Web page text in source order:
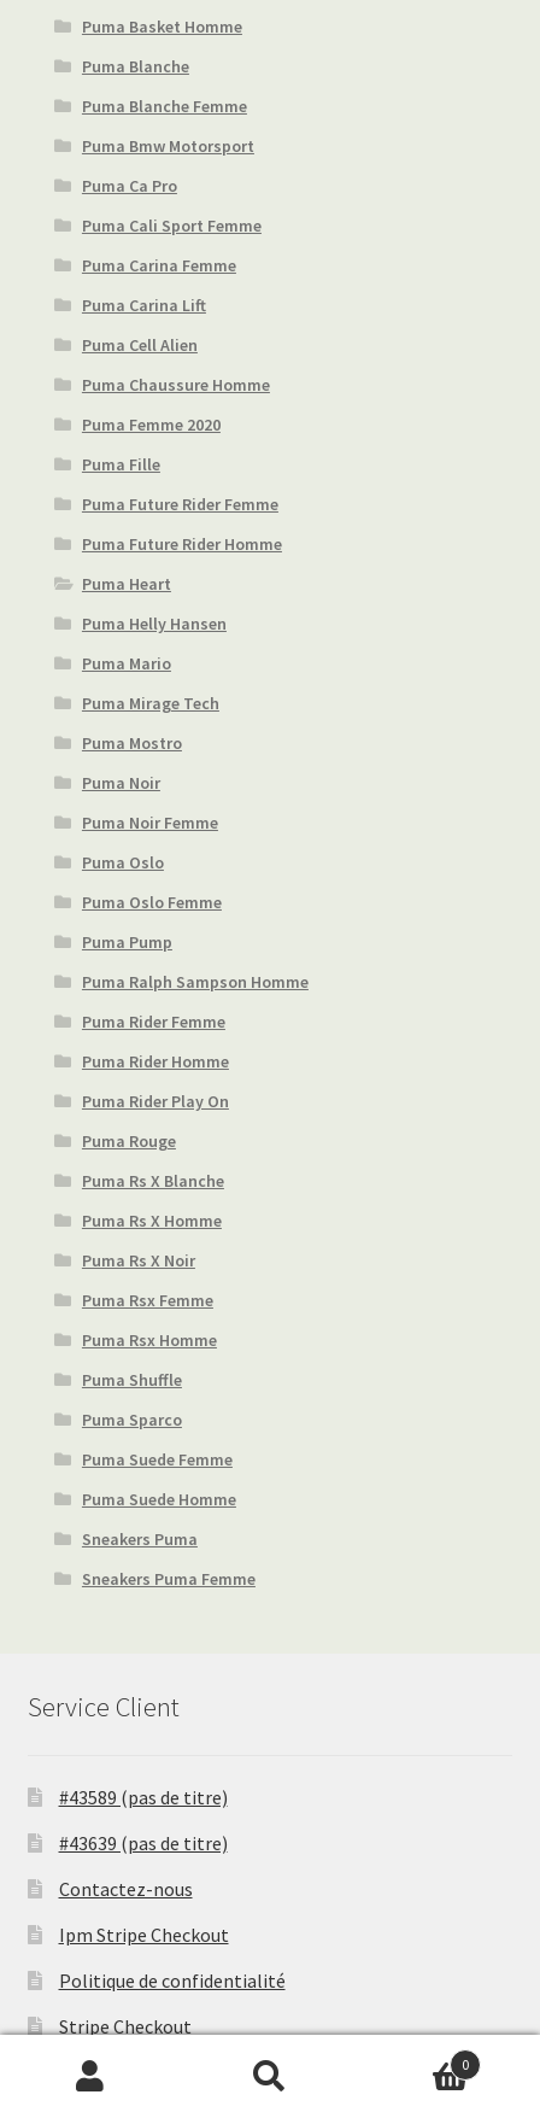
Puma Basket Homme
Puma Blanche
Puma Blanche Femme
Puma Bmw Motorsport
Puma Ca Pro
Puma Cali Sport Femme
Puma Carina Femme
Puma Carina Lift
Puma Cell Alien
Puma Chaussure Homme
Puma Femme 2020
Puma Fille
Puma Future Rider Femme
Puma Future Rider Homme
Puma Heart
Puma Helly Hansen
Puma Mario
Puma Mirage Tech
Puma Mostro
Puma Noir
Puma Noir Femme
Puma Oslo
Puma Oslo Femme
Puma Pump
Puma Ralph Sampson Homme
Puma Rider Femme
Puma Rider Homme
Puma Rider Play On
Puma Rouge
Puma Rs X Blanche
Puma Rs X Homme
Puma Rs X Noir
Puma Rsx Femme
Puma Rsx Homme
Puma Shuffle
Puma Sparco
Puma Suede Femme
Puma Suede Homme
Sneakers Puma
Sneakers Puma Femme
Service Client
#43589 (pas de titre)
#43639 (pas de titre)
Contactez-nous
Ipm Stripe Checkout
Politique de confidentialité
Stripe Checkout
Zhenai Checkout
Recherche
0